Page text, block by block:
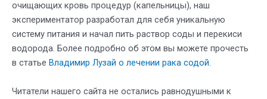
очищающих кровь процедур (капельницы), наш
экспериментатор разработал для себя уникальную
систему питания и начал пить раствор соды и перекиси
водорода. Более подробно об этом вы можете прочесть
в статье Владимир Лузай о лечении рака содой.
Читатели нашего сайта не остались равнодушными к